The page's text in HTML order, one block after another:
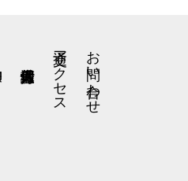
お問い合わせ
交通アクセス